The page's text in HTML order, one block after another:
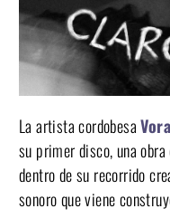
La artista cordobesaVora
su primer disco, una
dentro de su recorrido
sonoro que viene